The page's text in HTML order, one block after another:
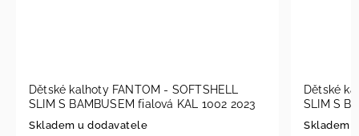
1002 2023
Dětské kalhoty FANTOM - SOFTSHELL
SLIM S BAMBUSEM petrolejová KAL 1003
2023
Skladem u dodavatele